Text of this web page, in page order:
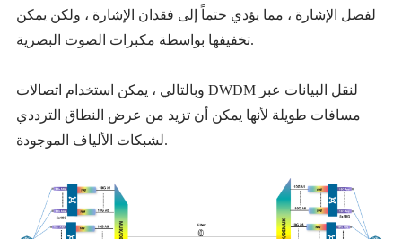
لفصل الإشارة ، مما يؤدي حتماً إلى فقدان الإشارة ، ولكن يمكن
تخفيفها بواسطة مكبرات الصوت البصرية.
وبالتالي ، يمكن استخدام اتصالات DWDM لنقل البيانات عبر
مسافات طويلة لأنها يمكن أن تزيد من عرض النطاق الترددي
لشبكات الألياف الموجودة.